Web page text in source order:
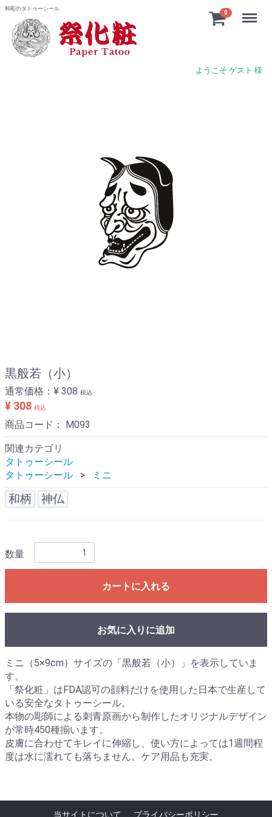
和彫のタトゥーシール
0
ようこそ ゲスト 様
Menu
黒般若（小）
通常価格： ¥ 308 税込
¥ 308 税込
商品コード： M093
関連カテゴリ
タトゥーシール
タトゥーシール
ミニ
和柄 神仏
数量
カートに入れる
お気に入りに追加
ミニ（5×9cm）サイズの「黒般若（小）」を表示していま
す。
「祭化粧」はFDA認可の顔料だけを使用した日本で生産して
いる安全なタトゥーシール。
本物の彫師による刺青原画から制作したオリジナルデザイン
が常時450種揃います。
皮膚に合わせてキレイに伸縮し、使い方によっては1週間程
度は水に濡れても落ちません。ケア用品も充実。
当サイトについて プライバシーポリシー